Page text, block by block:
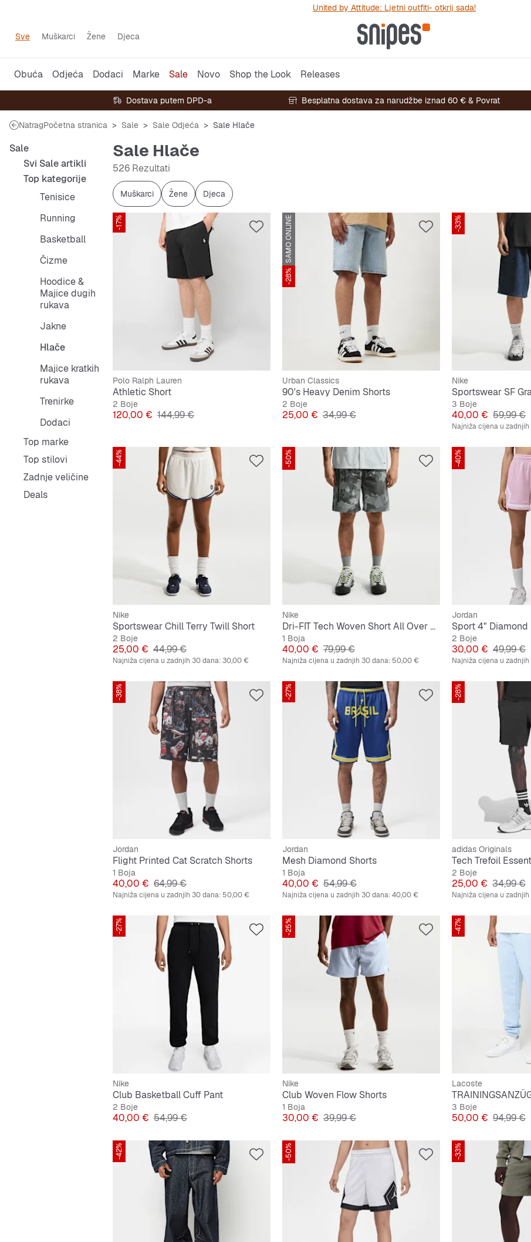
United by Attitude: Ljetni outfiti- otkrij sada!
Sve Muškarci Žene Djeca
Obuća Odjeća Dodaci Marke Sale Novo Shop the Look Releases
Dostava putem DPD-a Besplatna dostava za narudžbe iznad 60 € & Povrat
NatragPočetna stranica Sale Sale Odjeća Sale Hlače
Sale
Svi Sale artikli
Top kategorije
Tenisice
Running
Basketball
Čizme
Hoodice &
Majice dugih
rukava
Jakne
Hlače
Majice kratkih
rukava
Trenirke
Dodaci
Top marke
Top stilovi
Zadnje veličine
Deals
Sale Hlače
526 Rezultati
Muškarci Žene Djeca
-17%
Polo Ralph Lauren
Athletic Short
2 Boje
Cijena
120,00 € Originalna cijena
144,99 €
SAMO ONLINE
-28%
Urban Classics
90's Heavy Denim Shorts
2 Boje
Cijena
25,00 € Originalna cijena
34,99 €
-33%
Nike
Sportswear SF
3 Boje
Cijena
40,00 € 59,99 €
Najniža cijena u
-44%
Nike
Sportswear Chill Terry Twill Short
2 Boje
Cijena
25,00 € Originalna cijena
44,99 €
Najniža cijena u zadnjih 30 dana:30,00 €
-50%
Nike
Dri-FIT Tech Woven Short All Over Print
1 Boja
Cijena
40,00 € Originalna cijena
79,99 €
Najniža cijena u zadnjih 30 dana: 50,00 €
-40%
Jordan
Sport 4" Diamond
2 Boje
Cijena
30,00 € 49,99 €
Najniža cijena u
-38%
Jordan
Flight Printed Cat Scratch Shorts
1 Boja
Cijena
40,00 € Originalna cijena
64,99 €
Najniža cijena u zadnjih 30 dana: 50,00 €
-27%
Jordan
Mesh Diamond Shorts
1 Boja
Cijena
40,00 € Originalna cijena
54,99 €
Najniža cijena u zadnjih 30 dana:40,00 €
-28%
adidas Originals
2 Boje
Cijena
25,00 € 34,99 €
Najniža cijena u
-27%
Nike
Club Basketball Cuff Pant
2 Boje
Cijena
40,00 € Originalna cijena
54,99 €
-25%
Nike
Club Woven Flow Shorts
1 Boja
Cijena
30,00 € Originalna cijena
39,99 €
-47%
Lacoste
3 Boje
Cijena
50,00 € 94,99 €
-42% -50% -33%